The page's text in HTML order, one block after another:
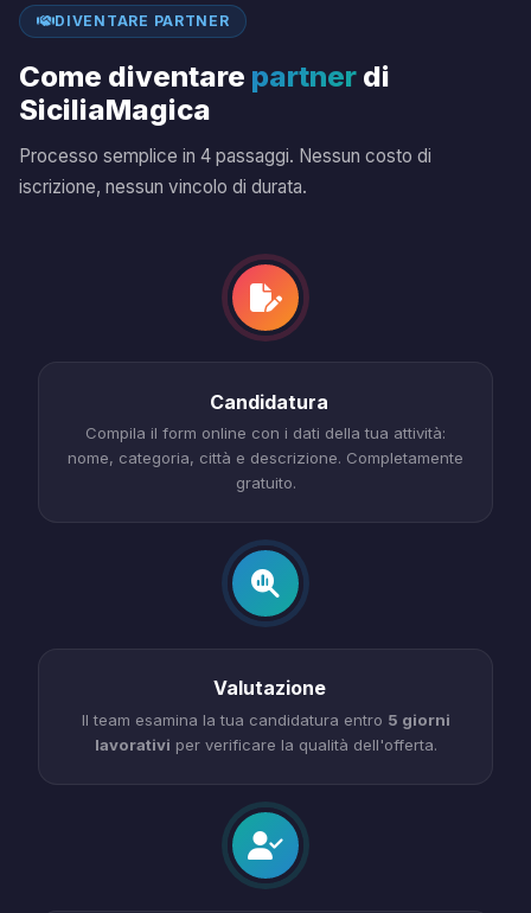
DIVENTARE PARTNER
Come diventare partner di
SiciliaMagica
Processo semplice in 4 passaggi. Nessun costo di
iscrizione, nessun vincolo di durata.
Candidatura
Compila il form online con i dati della tua attività:
nome, categoria, città e descrizione. Completamente
gratuito.
Valutazione
Il team esamina la tua candidatura entro 5 giorni
lavorativi per verificare la qualità dell'offerta.